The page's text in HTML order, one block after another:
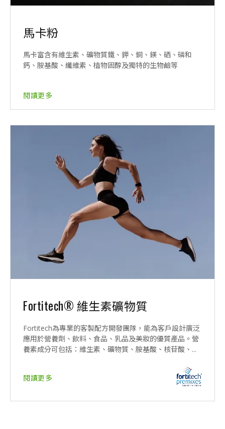
馬卡粉
馬卡富含有維生素、礦物質鐵、鉀、銅、鎂、硒、磷和
鈣、胺基酸、纖維素、植物固醇及獨特的生物鹼等
閱讀更多
Fortitech® 維生素礦物質
Fortitech為專業的客製配方開發團隊，能為客戶設計廣泛
應用於營養劑、飲料、食品、乳品及美妝的優質產品。營
養素成分可包括：維生素、礦物質、胺基酸、核苷酸、...
閱讀更多